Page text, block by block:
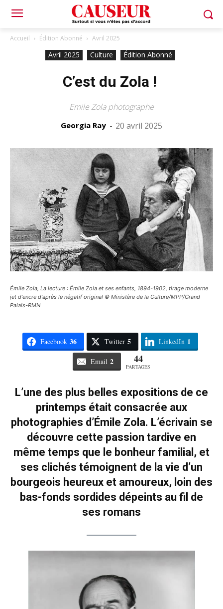
Accueil Édition Abonné Avril 2025
Avril 2025 Culture Édition Abonné
C’est du Zola !
Emile Zola photographe
Georgia Ray - 20 avril 2025
Émile Zola, La lecture : Émile Zola et ses enfants, 1894-1902, tirage moderne
jet d'encre d'après le négatif original © Ministère de la Culture/MPP/Grand
Palais-RMN
Facebook 36 Twitter 5 LinkedIn 1
Email 2 44
PARTAGES
L’une des plus belles expositions de ce
printemps était consacrée aux
photographies d’Émile Zola. L’écrivain se
découvre cette passion tardive en
même temps que le bonheur familial, et
ses clichés témoignent de la vie d’un
bourgeois heureux et amoureux, loin des
bas-fonds sordides dépeints au fil de
ses romans